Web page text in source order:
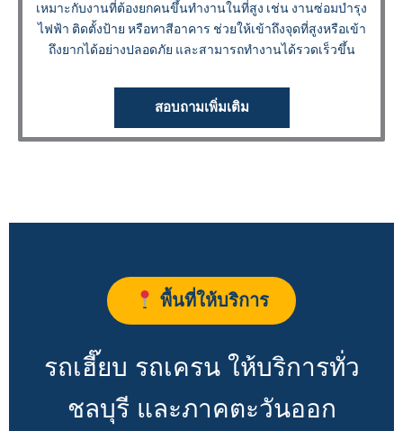
เหมาะกับงานที่ต้องยกคนขึ้นทำงานในที่สูง เช่น งานซ่อมบำรุง
ไฟฟ้า ติดตั้งป้าย หรือทาสีอาคาร ช่วยให้เข้าถึงจุดที่สูงหรือเข้า
ถึงยากได้อย่างปลอดภัย และสามารถทำงานได้รวดเร็วขึ้น
สอบถามเพิ่มเติม
พื้นที่ให้บริการ
รถเฮี๊ยบ รถเครน ให้บริการทั่ว
ชลบุรี และภาคตะวันออก